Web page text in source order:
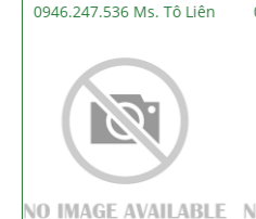
0946.247.536 Ms. Tô Liên